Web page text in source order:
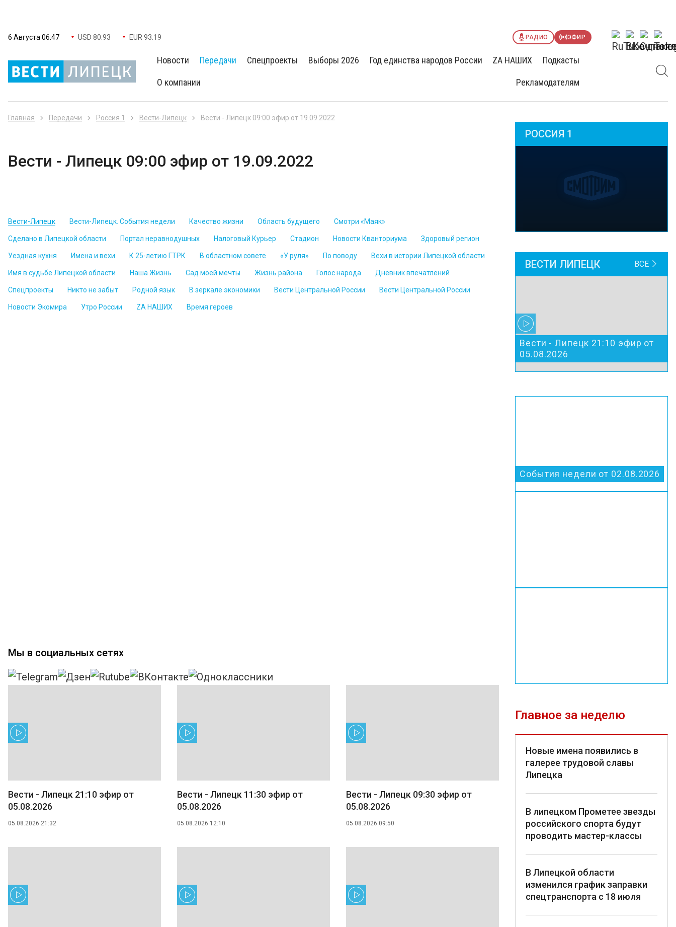
6 Августа 06:47 USD 80.93 EUR 93.19 РАДИО ЭФИР
Новости Передачи Спецпроекты Выборы 2026 Год единства народов России ZА НАШИХ Подкасты
О компании Рекламодателям
Главная Передачи Россия 1 Вести-Липецк Вести - Липецк 09:00 эфир от 19.09.2022
Вести - Липецк 09:00 эфир от 19.09.2022
Вести-Липецк Вести-Липецк. События недели Качество жизни Область будущего Смотри «Маяк»
Сделано в Липецкой области Портал неравнодушных Налоговый Курьер Стадион Новости Кванториума Здоровый регион
Уездная кухня Имена и вехи К 25-летию ГТРК В областном совете «У руля» По поводу Вехи в истории Липецкой области
Имя в судьбе Липецкой области Наша Жизнь Сад моей мечты Жизнь района Голос народа Дневник впечатлений
Спецпроекты Никто не забыт Родной язык В зеркале экономики Вести Центральной России Вести Центральной России
Новости Экомира Утро России ZА НАШИХ Время героев
Мы в социальных сетях
Вести - Липецк 21:10 эфир от
05.08.2026
05.08.2026 21:32
Вести - Липецк 11:30 эфир от
05.08.2026
05.08.2026 12:10
Вести - Липецк 09:30 эфир от
05.08.2026
05.08.2026 09:50
РОССИЯ 1
ВЕСТИ ЛИПЕЦК ВСЕ
Вести - Липецк 21:10 эфир от
05.08.2026
События недели от 02.08.2026
Главное за неделю
Новые имена появились в
галерее трудовой славы
Липецка
В липецком Прометее звезды
российского спорта будут
проводить мастер-классы
В Липецкой области
изменился график заправки
спецтранспорта с 18 июля